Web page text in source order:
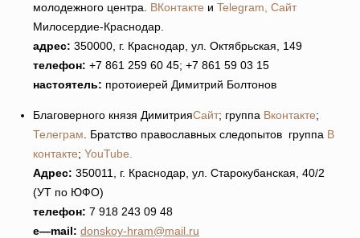
молодежного центра. ВКонтакте и Telegram, Сайт
Милосердие-Краснодар.
адрес: 350000, г. Краснодар, ул. Октябрьская, 149
телефон: +7 861 259 60 45; +7 861 59 03 15
настоятель: протоиерей Димитрий Болтонов
Благоверного князя ДимитрияСайт; группа Вконтакте;
Телеграм . Братство православных следопытов группа В
контакте; YouTube.
Адрес: 350011, г. Краснодар, ул. Старокубанская, 40/2
(УТ по ЮФО)
телефон: 7 918 243 09 48
e—mail: donskoy-hram@mail.ru